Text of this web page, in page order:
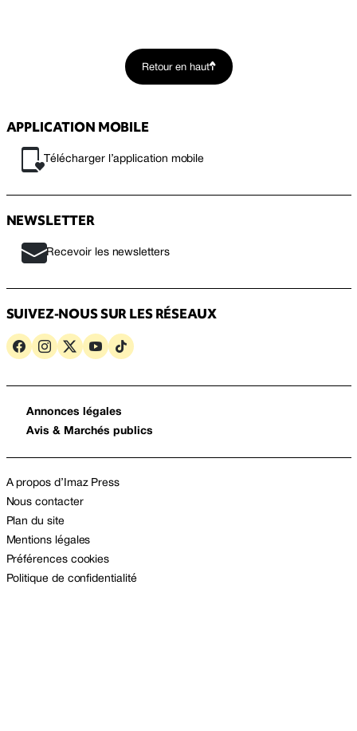
Retour en haut
APPLICATION MOBILE
Télécharger l’application mobile
NEWSLETTER
Recevoir les newsletters
SUIVEZ-NOUS SUR LES RÉSEAUX
Annonces légales
Avis & Marchés publics
A propos d’Imaz Press
Nous contacter
Plan du site
Mentions légales
Préférences cookies
Politique de confidentialité